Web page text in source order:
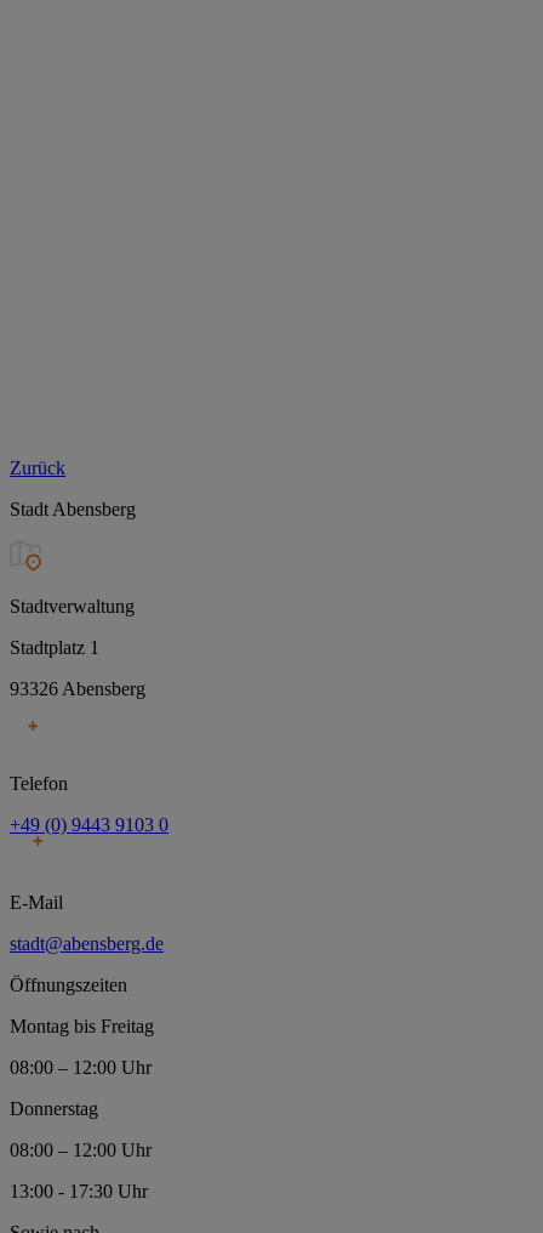
Zurück
Stadt Abensberg
Stadtverwaltung
Stadtplatz 1
93326 Abensberg
Telefon
+49 (0) 9443 9103 0
E-Mail
stadt@abensberg.de
Öffnungszeiten
Montag bis Freitag
08:00 – 12:00 Uhr
Donnerstag
08:00 – 12:00 Uhr
13:00 - 17:30 Uhr